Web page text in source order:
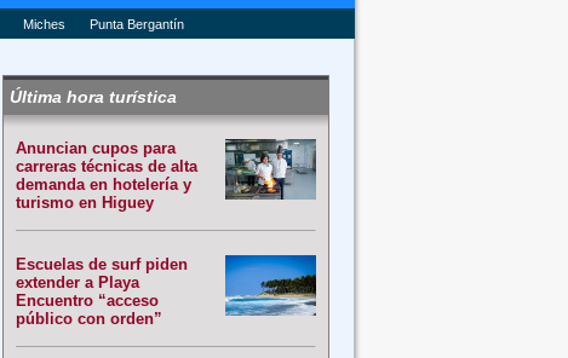
Miches Punta Bergantín
Última hora turística
Anuncian cupos para
carreras técnicas de alta
demanda en hotelería y
turismo en Higuey
Escuelas de surf piden
extender a Playa
Encuentro “acceso
público con orden”